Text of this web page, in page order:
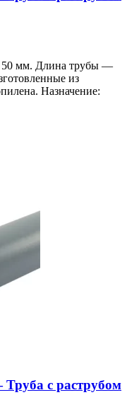
50 мм. Длина трубы —
из
Назначение:
с раструбом